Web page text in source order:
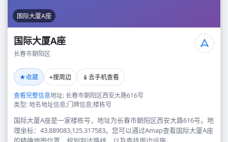
国际大厦A座
国际大厦A座
长春市朝阳区
★收藏 ⌖搜周边 📱 去手机查看
查看完整信息地址: 长春市朝阳区西安大路616号
类型: 地名地址信息;门牌信息;楼栋号
国际大厦A座是一家楼栋号，地址为长春市朝阳区西安大路616号。地
理坐标：43.889083,125.317583。您可以通过Amap查看国际大厦A座